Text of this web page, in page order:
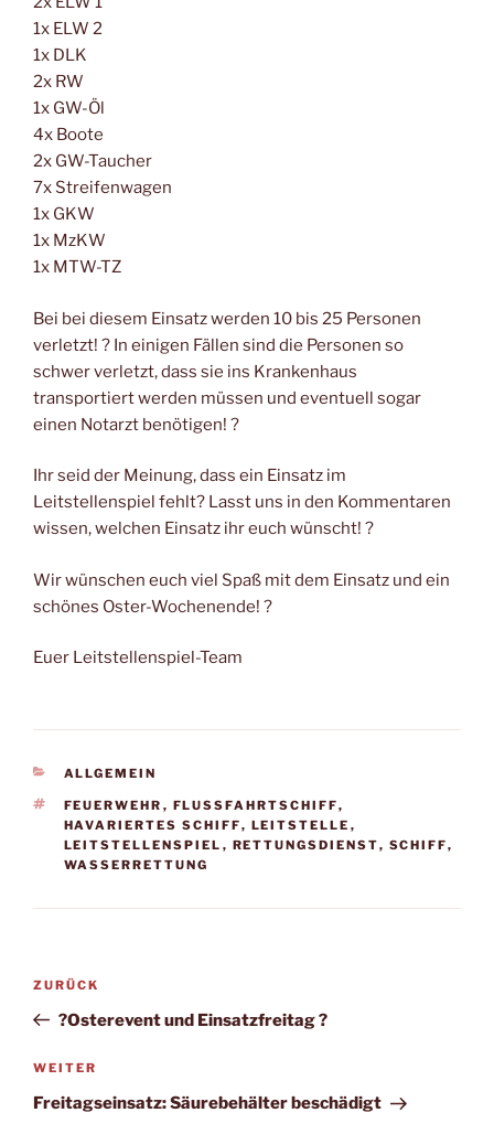
1x ELW 2
1x DLK
2x RW
1x GW-Öl
4x Boote
2x GW-Taucher
7x Streifenwagen
1x GKW
1x MzKW
1x MTW-TZ
Bei bei diesem Einsatz werden 10 bis 25 Personen
verletzt! ? In einigen Fällen sind die Personen so
schwer verletzt, dass sie ins Krankenhaus
transportiert werden müssen und eventuell sogar
einen Notarzt benötigen! ?
Ihr seid der Meinung, dass ein Einsatz im
Leitstellenspiel fehlt? Lasst uns in den Kommentaren
wissen, welchen Einsatz ihr euch wünscht! ?
Wir wünschen euch viel Spaß mit dem Einsatz und ein
schönes Oster-Wochenende! ?
Euer Leitstellenspiel-Team
KATEGORIEN
ALLGEMEIN
SCHLAGWÖRTER
FEUERWEHR , FLUSSFAHRTSCHIFF,
HAVARIERTES SCHIFF, LEITSTELLE ,
LEITSTELLENSPIEL , RETTUNGSDIENST, SCHIFF,
WASSERRETTUNG
Beitragsnavigation
Vorheriger
Beitrag
ZURÜCK
?Osterevent und Einsatzfreitag ?
Nächster
Beitrag
WEITER
Freitagseinsatz: Säurebehälter beschädigt